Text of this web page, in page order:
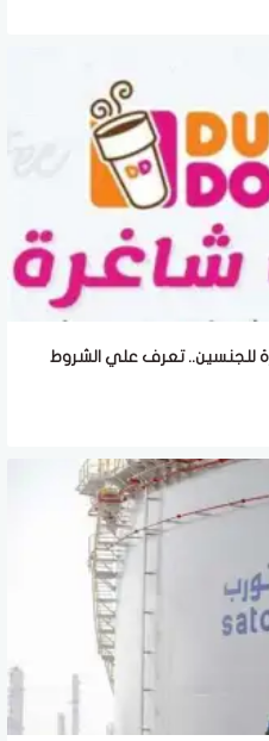
للجنسين.. تعرف علي الشروط